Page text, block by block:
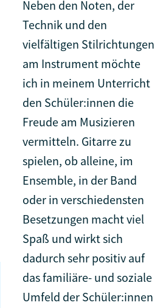
Neben den Noten, der
Technik und den
vielfältigen Stilrichtungen
am Instrument möchte
ich in meinem Unterricht
den Schüler:innen die
Freude am Musizieren
vermitteln. Gitarre zu
spielen, ob alleine, im
Ensemble, in der Band
oder in verschiedensten
Besetzungen macht viel
Spaß und wirkt sich
dadurch sehr positiv auf
das familiäre- und soziale
Umfeld der Schüler:innen